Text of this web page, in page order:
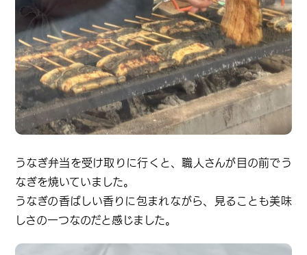
うなぎ弁当を受け取りに行くと、職人さんが目の前でう
なぎを焼いていました。
うなぎの香ばしい香りに包まれながら、見ることも美味
しさの一つなのだと感じました。